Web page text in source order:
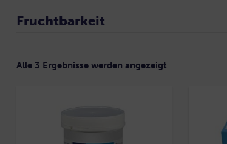
Fruchtbarkeit
Alle 3 Ergebnisse werden angezeigt